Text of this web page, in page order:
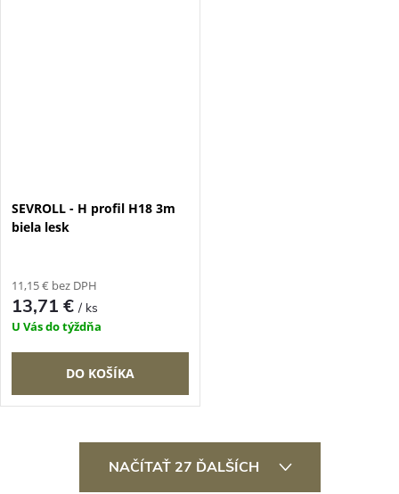
SEVROLL - H profil H18 3m
biela lesk
11,15 € bez DPH
13,71 €/ ks
U Vás do týždňa
DO KOŠÍKA
NAČÍTAŤ 27 ĎALŠÍCH